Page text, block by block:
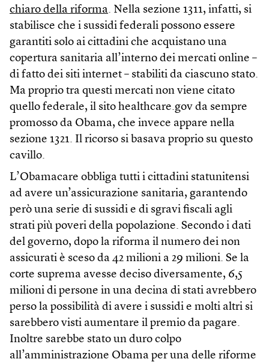
chiaro della riforma. Nella sezione 1311, infatti, si
stabilisce che i sussidi federali possono essere
garantiti solo ai cittadini che acquistano una
copertura sanitaria all’interno dei mercati online –
di fatto dei siti internet – stabiliti da ciascuno stato.
Ma proprio tra questi mercati non viene citato
quello federale, il sito healthcare.gov da sempre
promosso da Obama, che invece appare nella
sezione 1321. Il ricorso si basava proprio su questo
cavillo.
L’Obamacare obbliga tutti i cittadini statunitensi
ad avere un’assicurazione sanitaria, garantendo
però una serie di sussidi e di sgravi fiscali agli
strati più poveri della popolazione. Secondo i dati
del governo, dopo la riforma il numero dei non
assicurati è sceso da 42 milioni a 29 milioni. Se la
corte suprema avesse deciso diversamente, 6,5
milioni di persone in una decina di stati avrebbero
perso la possibilità di avere i sussidi e molti altri si
sarebbero visti aumentare il premio da pagare.
Inoltre sarebbe stato un duro colpo
all’amministrazione Obama per una delle riforme